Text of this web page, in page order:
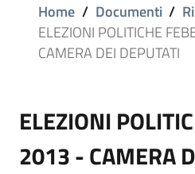
Home / Documenti /
ELEZIONI POLITICHE
CAMERA DEI DEPUTATI
ELEZIONI
2013 - CAMERA